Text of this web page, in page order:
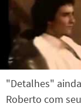
"Detalhes"
Roberto com